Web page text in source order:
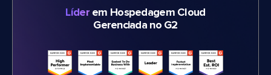
Líderem Hospedagem Cloud
Gerenciada no G2